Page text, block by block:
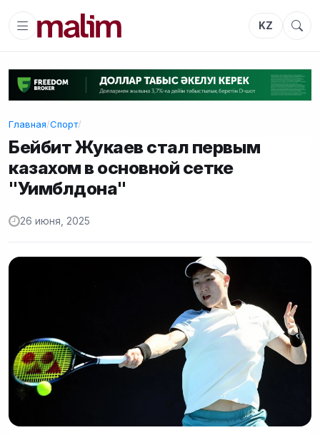
KZ
Главная/Спорт/
Бейбит Жукаев стал первым
казахом в основной сетке
"Уимблдона"
26 июня, 2025